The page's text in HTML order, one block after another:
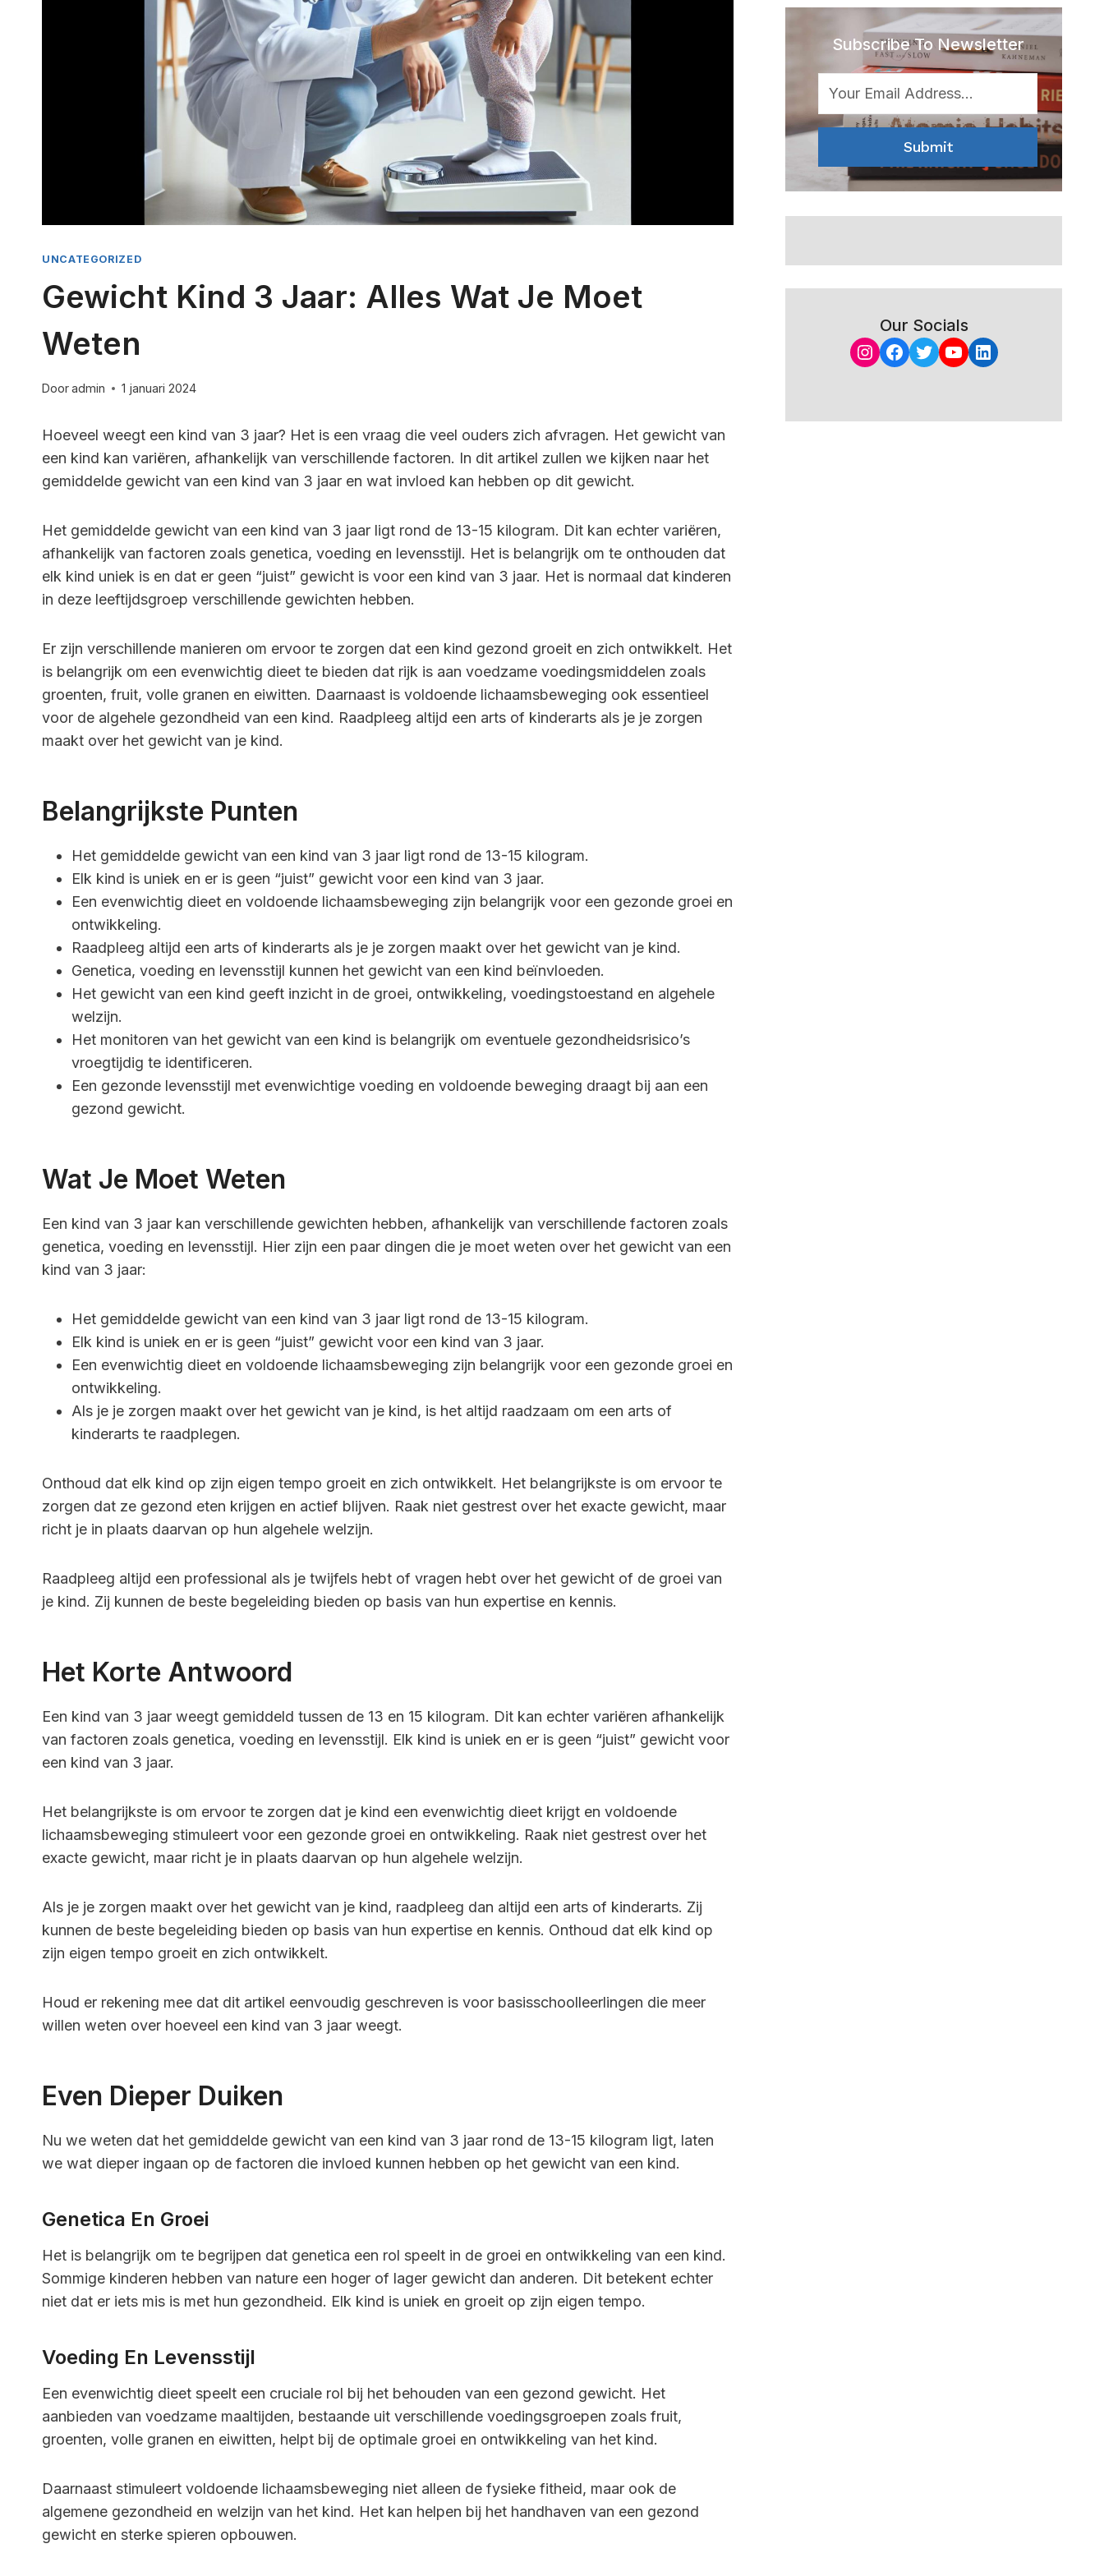
UNCATEGORIZED
Gewicht Kind 3 Jaar: Alles Wat Je Moet
Weten
Dooradmin 1 januari 2024
Hoeveel weegt een kind van 3 jaar? Het is een vraag die veel ouders zich afvragen. Het gewicht van
een kind kan variëren, afhankelijk van verschillende factoren. In dit artikel zullen we kijken naar het
gemiddelde gewicht van een kind van 3 jaar en wat invloed kan hebben op dit gewicht.
Het gemiddelde gewicht van een kind van 3 jaar ligt rond de 13-15 kilogram. Dit kan echter variëren,
afhankelijk van factoren zoals genetica, voeding en levensstijl. Het is belangrijk om te onthouden dat
elk kind uniek is en dat er geen “juist” gewicht is voor een kind van 3 jaar. Het is normaal dat kinderen
in deze leeftijdsgroep verschillende gewichten hebben.
Er zijn verschillende manieren om ervoor te zorgen dat een kind gezond groeit en zich ontwikkelt. Het
is belangrijk om een evenwichtig dieet te bieden dat rijk is aan voedzame voedingsmiddelen zoals
groenten, fruit, volle granen en eiwitten. Daarnaast is voldoende lichaamsbeweging ook essentieel
voor de algehele gezondheid van een kind. Raadpleeg altijd een arts of kinderarts als je je zorgen
maakt over het gewicht van je kind.
Belangrijkste Punten
Het gemiddelde gewicht van een kind van 3 jaar ligt rond de 13-15 kilogram.
Elk kind is uniek en er is geen “juist” gewicht voor een kind van 3 jaar.
Een evenwichtig dieet en voldoende lichaamsbeweging zijn belangrijk voor een gezonde groei en
ontwikkeling.
Raadpleeg altijd een arts of kinderarts als je je zorgen maakt over het gewicht van je kind.
Genetica, voeding en levensstijl kunnen het gewicht van een kind beïnvloeden.
Het gewicht van een kind geeft inzicht in de groei, ontwikkeling, voedingstoestand en algehele
welzijn.
Het monitoren van het gewicht van een kind is belangrijk om eventuele gezondheidsrisico’s
vroegtijdig te identificeren.
Een gezonde levensstijl met evenwichtige voeding en voldoende beweging draagt bij aan een
gezond gewicht.
Wat Je Moet Weten
Een kind van 3 jaar kan verschillende gewichten hebben, afhankelijk van verschillende factoren zoals
genetica, voeding en levensstijl. Hier zijn een paar dingen die je moet weten over het gewicht van een
kind van 3 jaar:
Het gemiddelde gewicht van een kind van 3 jaar ligt rond de 13-15 kilogram.
Elk kind is uniek en er is geen “juist” gewicht voor een kind van 3 jaar.
Een evenwichtig dieet en voldoende lichaamsbeweging zijn belangrijk voor een gezonde groei en
ontwikkeling.
Als je je zorgen maakt over het gewicht van je kind, is het altijd raadzaam om een arts of
kinderarts te raadplegen.
Onthoud dat elk kind op zijn eigen tempo groeit en zich ontwikkelt. Het belangrijkste is om ervoor te
zorgen dat ze gezond eten krijgen en actief blijven. Raak niet gestrest over het exacte gewicht, maar
richt je in plaats daarvan op hun algehele welzijn.
Raadpleeg altijd een professional als je twijfels hebt of vragen hebt over het gewicht of de groei van
je kind. Zij kunnen de beste begeleiding bieden op basis van hun expertise en kennis.
Het Korte Antwoord
Een kind van 3 jaar weegt gemiddeld tussen de 13 en 15 kilogram. Dit kan echter variëren afhankelijk
van factoren zoals genetica, voeding en levensstijl. Elk kind is uniek en er is geen “juist” gewicht voor
een kind van 3 jaar.
Het belangrijkste is om ervoor te zorgen dat je kind een evenwichtig dieet krijgt en voldoende
lichaamsbeweging stimuleert voor een gezonde groei en ontwikkeling. Raak niet gestrest over het
exacte gewicht, maar richt je in plaats daarvan op hun algehele welzijn.
Als je je zorgen maakt over het gewicht van je kind, raadpleeg dan altijd een arts of kinderarts. Zij
kunnen de beste begeleiding bieden op basis van hun expertise en kennis. Onthoud dat elk kind op
zijn eigen tempo groeit en zich ontwikkelt.
Houd er rekening mee dat dit artikel eenvoudig geschreven is voor basisschoolleerlingen die meer
willen weten over hoeveel een kind van 3 jaar weegt.
Even Dieper Duiken
Nu we weten dat het gemiddelde gewicht van een kind van 3 jaar rond de 13-15 kilogram ligt, laten
we wat dieper ingaan op de factoren die invloed kunnen hebben op het gewicht van een kind.
Genetica En Groei
Het is belangrijk om te begrijpen dat genetica een rol speelt in de groei en ontwikkeling van een kind.
Sommige kinderen hebben van nature een hoger of lager gewicht dan anderen. Dit betekent echter
niet dat er iets mis is met hun gezondheid. Elk kind is uniek en groeit op zijn eigen tempo.
Voeding En Levensstijl
Een evenwichtig dieet speelt een cruciale rol bij het behouden van een gezond gewicht. Het
aanbieden van voedzame maaltijden, bestaande uit verschillende voedingsgroepen zoals fruit,
groenten, volle granen en eiwitten, helpt bij de optimale groei en ontwikkeling van het kind.
Daarnaast stimuleert voldoende lichaamsbeweging niet alleen de fysieke fitheid, maar ook de
algemene gezondheid en welzijn van het kind. Het kan helpen bij het handhaven van een gezond
gewicht en sterke spieren opbouwen.
Subscribe To Newsletter
Submit
Our Socials
Instagram
Facebook
Twitter
YouTube
LinkedIn